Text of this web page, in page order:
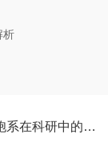
探索 ACCEGEN 基因编辑细胞系在科研中的应用